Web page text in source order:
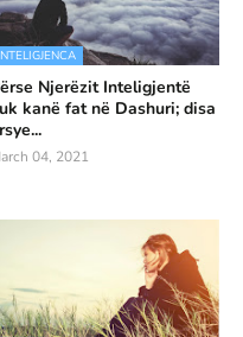
Njerëzit Inteligjentë
kanë fat në Dashuri; disa
04, 2021